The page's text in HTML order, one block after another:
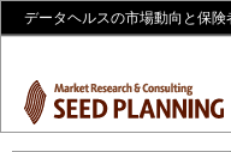
データヘルスの市場動向と保